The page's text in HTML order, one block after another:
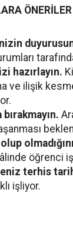
ÖNERİLER
hazırlayın.
ve ilişik
öğrenci
terhis
işliyor.